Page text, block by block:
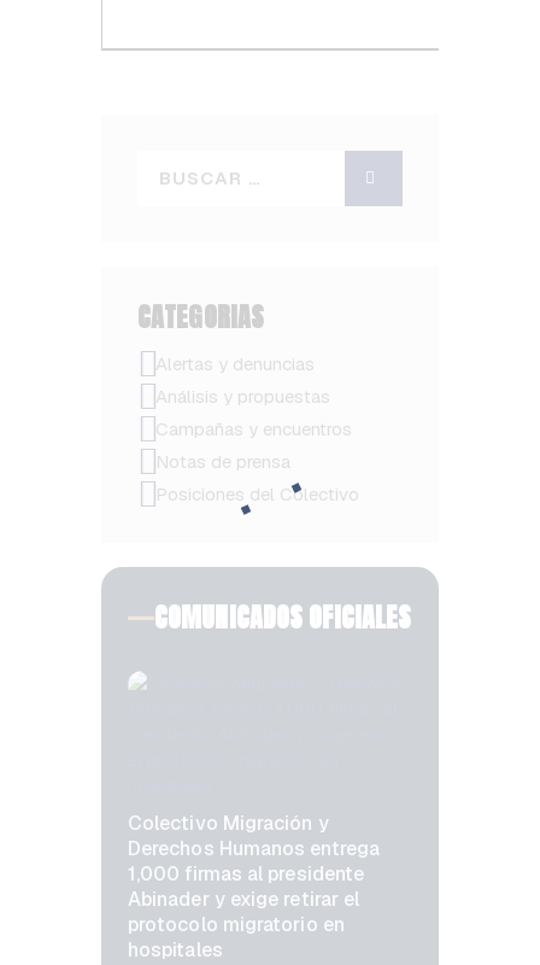
CATEGORIAS
Alertas y denuncias
Análisis y propuestas
Campañas y encuentros
Notas de prensa
Posiciones del Colectivo
COMUNICADOS OFICIALES
Colectivo Migración y
Derechos Humanos entrega
1,000 firmas al presidente
Abinader y exige retirar el
protocolo migratorio en
hospitales